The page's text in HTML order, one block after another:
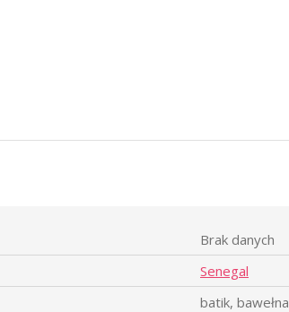
Brak danych
Senegal
batik, bawełna